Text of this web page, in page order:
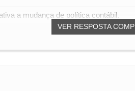
VER RESPOSTA
a mudança de política contábil.